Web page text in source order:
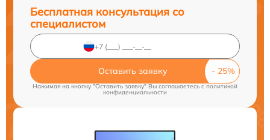
Бесплатная консультация со
специалистом
Оставить заявку
Нажимая на кнопку "Оставить заявку" Вы соглашаетесь cполитикой
конфиденциальности